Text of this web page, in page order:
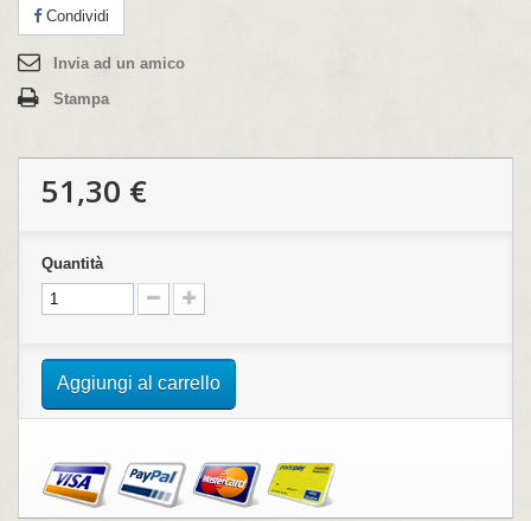
Condividi
Invia ad un amico
Stampa
51,30 €
Quantità
Aggiungi al carrello